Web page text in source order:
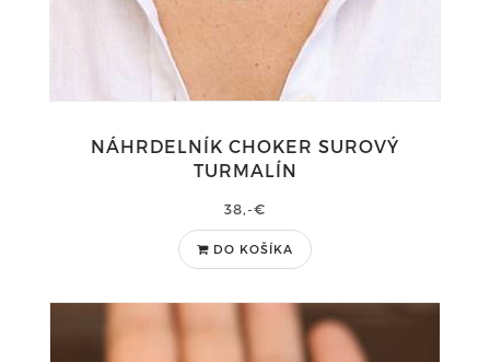
NÁHRDELNÍK CHOKER SUROVÝ
TURMALÍN
38,-€
DO KOŠÍKA